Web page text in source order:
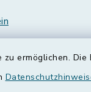
ermöglichen.